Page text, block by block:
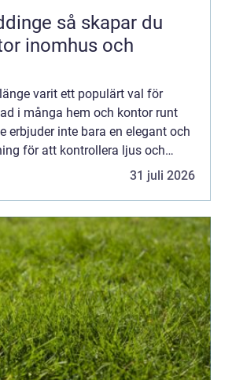
skapar du
inomhus och
varit ett populärt val för
i många hem och kontor runt
erbjuder inte bara en elegant och
för att kontrollera ljus och
31 juli 2026